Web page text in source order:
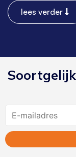
lees verder